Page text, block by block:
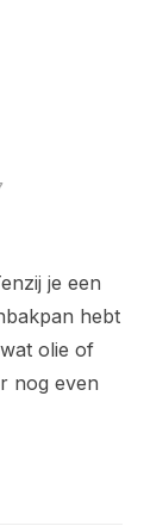
je een
hebt
olie of
nog even